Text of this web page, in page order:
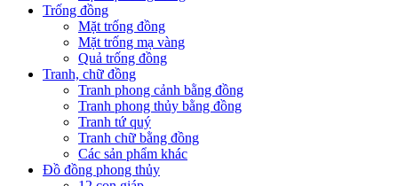
Trống đồng
Mặt trống đồng
Mặt trống mạ vàng
Quả trống đồng
Tranh, chữ đồng
Tranh phong cảnh bằng đồng
Tranh phong thủy bằng đồng
Tranh tứ quý
Tranh chữ bằng đồng
Các sản phẩm khác
Đồ đồng phong thủy